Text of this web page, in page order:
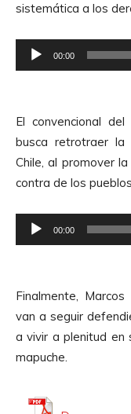
d
c
t
e
A
u
d
sistemática a los
e
o
d
u
c
t
e
A
u
d
00:00
El convencional
busca retrotraer la
Chile, al promover
contra de los
e
o
d
u
c
00:00
Finalmente,
van a seguir
a vivir a plenitud en
mapuche.